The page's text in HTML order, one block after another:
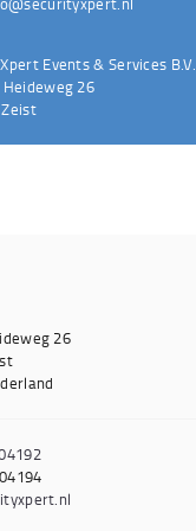
Events & Services B.V.
26
Zeist
26